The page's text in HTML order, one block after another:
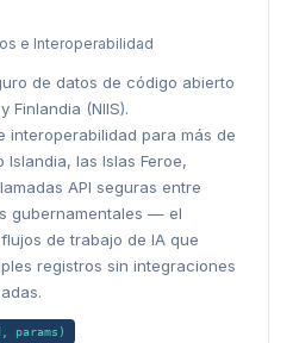
e Interoperabilidad
de datos de código abierto
Finlandia (NIIS).
interoperabilidad para más de
las Islas Feroe,
API seguras entre
gubernamentales — el
de trabajo de IA que
registros sin integraciones
params)